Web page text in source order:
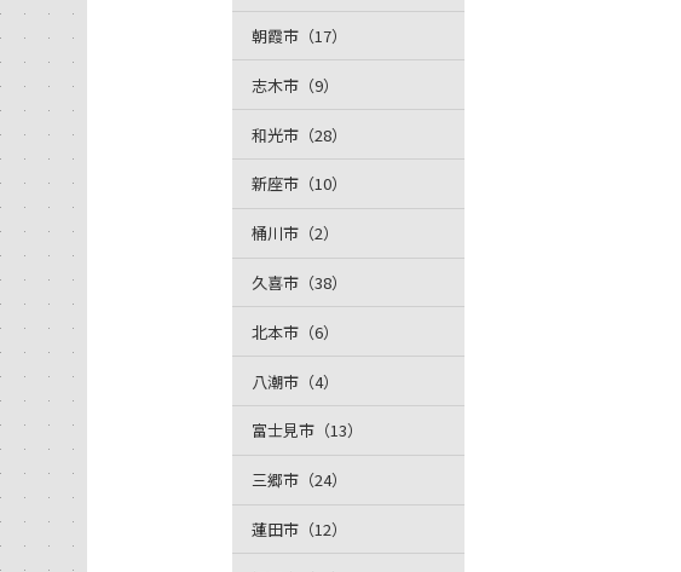
朝霞市（17）
志木市（9）
和光市（28）
新座市（10）
桶川市（2）
久喜市（38）
北本市（6）
八潮市（4）
富士見市（13）
三郷市（24）
蓮田市（12）